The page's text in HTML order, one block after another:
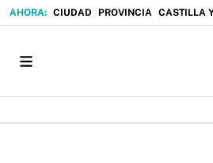
CIUDAD PROVINCIA CASTILLA